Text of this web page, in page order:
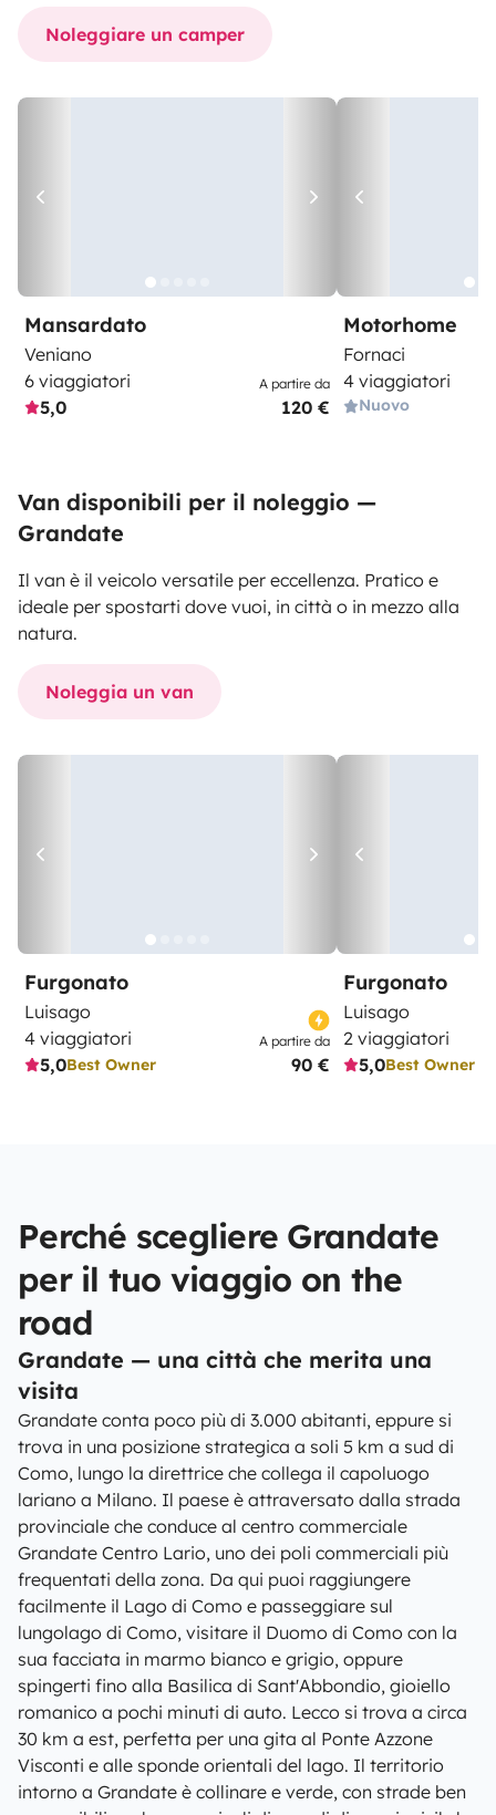
Noleggiare un camper
Mansardato
Veniano
6 viaggiatori
5,0
A partire da
120 €
Motorhome
Fornaci
4 viaggiatori
Nuovo
Van disponibili per il noleggio —
Grandate
Il van è il veicolo versatile per eccellenza. Pratico e
ideale per spostarti dove vuoi, in città o in mezzo alla
natura.
Noleggia un van
Furgonato
Luisago
4 viaggiatori
5,0Best Owner
A partire da
90 €
Furgonato
Luisago
2 viaggiatori
5,0Best Owner
Perché scegliere Grandate
per il tuo viaggio on the
road
Grandate — una città che merita una
visita
Grandate conta poco più di 3.000 abitanti, eppure si
trova in una posizione strategica a soli 5 km a sud di
Como, lungo la direttrice che collega il capoluogo
lariano a Milano. Il paese è attraversato dalla strada
provinciale che conduce al centro commerciale
Grandate Centro Lario, uno dei poli commerciali più
frequentati della zona. Da qui puoi raggiungere
facilmente il Lago di Como e passeggiare sul
lungolago di Como, visitare il Duomo di Como con la
sua facciata in marmo bianco e grigio, oppure
spingerti fino alla Basilica di Sant'Abbondio, gioiello
romanico a pochi minuti di auto. Lecco si trova a circa
30 km a est, perfetta per una gita al Ponte Azzone
Visconti e alle sponde orientali del lago. Il territorio
intorno a Grandate è collinare e verde, con strade ben